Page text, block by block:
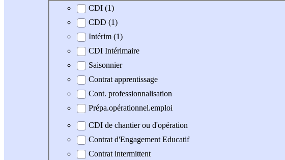
Type de contrat
CDI (1)
CDD (1)
Intérim (1)
CDI Intérimaire
Saisonnier
Contrat apprentissage
Cont. professionnalisation
Prépa.opérationnel.emploi
CDI de chantier ou d'opération
Contrat d'Engagement Educatif
Contrat intermittent